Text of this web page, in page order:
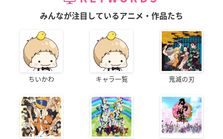
みんなが注目しているアニメ・作品たち
ちいかわ キャラ一覧 鬼滅の刃